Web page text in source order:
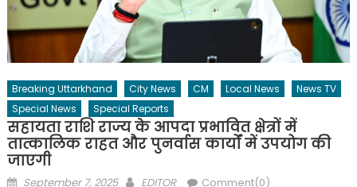
Breaking Uttarkhand City News CM Local News
News TV
Special News
Special Reports
सहायता राशि राज्य के आपदा प्रभावित क्षेत्रों में
तात्कालिक राहत और पुनर्वास कार्यों में उपयोग की
जाएगी
Posted
September 7, 2025 Author
EDITOR Comment(0)